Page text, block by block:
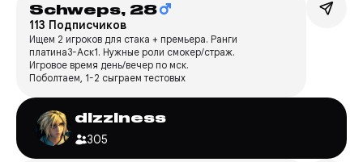
Schweps, 28
113 Подписчиков
Ищем 2 игроков для стака + премьера. Ранги
платина3-Аск1. Нужные роли смокер/страж.
Игровое время день/вечер по мск.
Поболтаем, 1-2 сыграем тестовых
dlzzlness
305